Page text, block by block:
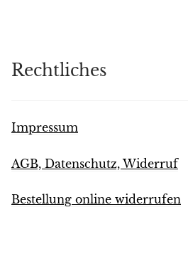
Rechtliches
Impressum
AGB, Datenschutz, Widerruf
Bestellung online widerrufen